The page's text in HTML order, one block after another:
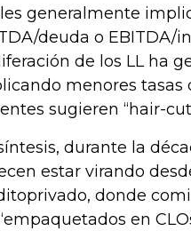
generalmente
deuda o EBITDA/
de los LL ha
menores tasas
sugieren “hair-
durante la
estar virando
donde
en